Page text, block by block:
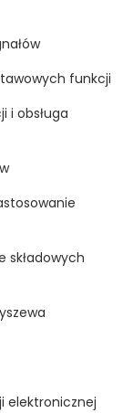
funkcji
i obsługa
składowych
elektronicznej